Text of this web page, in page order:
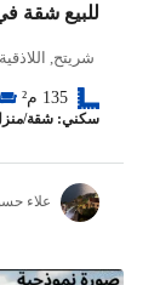
للبيع شقة
شريتح,
135 م²
سكني: شقة/
علاء